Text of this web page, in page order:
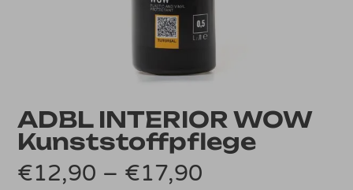
ADBL INTERIOR WOW
Kunststoffpflege
€12,90 – €17,90